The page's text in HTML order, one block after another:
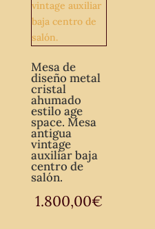
Mesa de
diseño metal
cristal
ahumado
estilo age
space. Mesa
antigua
vintage
auxiliar baja
centro de
salón.
1.800,00€